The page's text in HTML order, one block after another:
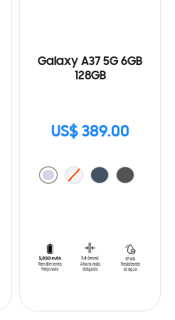
Galaxy A37 5G 6GB
128GB
US$ 389.00